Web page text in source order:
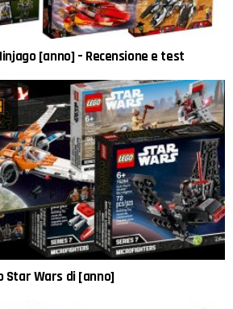
[anno] – Recensione e test
Star Wars di [anno]